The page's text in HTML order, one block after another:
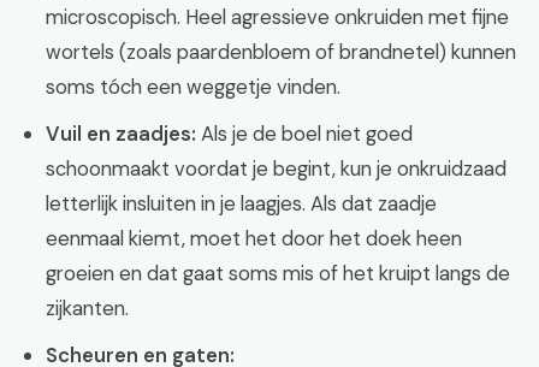
microscopisch. Heel agressieve onkruiden met fijne
wortels (zoals paardenbloem of brandnetel) kunnen
soms tóch een weggetje vinden.
Vuil en zaadjes: Als je de boel niet goed
schoonmaakt voordat je begint, kun je onkruidzaad
letterlijk insluiten in je laagjes. Als dat zaadje
eenmaal kiemt, moet het door het doek heen
groeien en dat gaat soms mis of het kruipt langs de
zijkanten.
Scheuren en gaten: